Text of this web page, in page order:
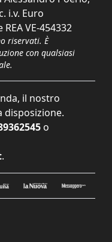
i.v. Euro
REA VE-454332
riservati. È
con qualsiasi
il nostro
disposizione.
o
.